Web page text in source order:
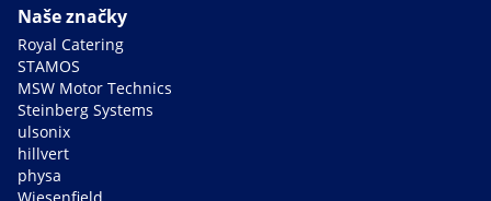
Naše značky
Royal Catering
STAMOS
MSW Motor Technics
Steinberg Systems
ulsonix
hillvert
physa